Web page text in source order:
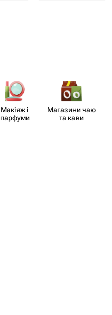
Макіяж і
парфуми
Магазини чаю
та кави